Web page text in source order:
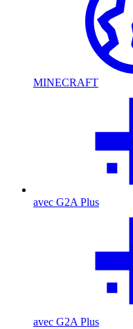
MINECRAFT
avec G2A Plus
avec G2A Plus